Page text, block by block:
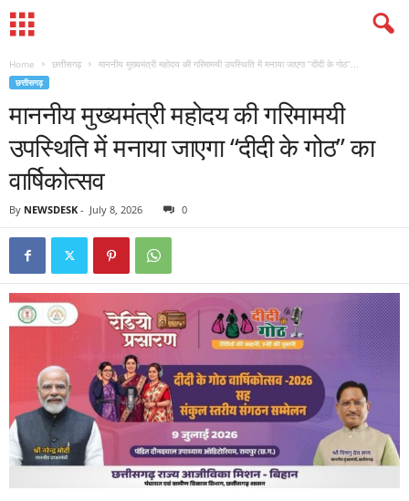
Home छत्तीसगढ़ माननीय मुख्यमंत्री महोदय की गरिमामयी उपस्थिति में मनाया जाएगा “दीदी के गोठ”...
छत्तीसगढ़
माननीय मुख्यमंत्री महोदय की गरिमामयी
उपस्थिति में मनाया जाएगा “दीदी के गोठ” का
वार्षिकोत्सव
By NEWSDESK - July 8, 2026 0